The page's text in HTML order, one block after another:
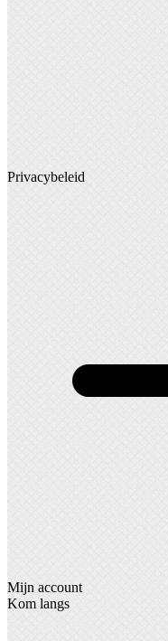
Privacybeleid
Mijn account
Kom langs